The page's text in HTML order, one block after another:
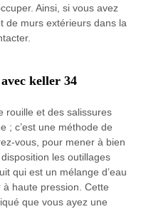
Ainsi, si vous avez
de murs extérieurs dans la
keller 34
rouille et des salissures
; c’est une méthode de
vous, pour mener à bien
les outillages
qui est un mélange d’eau
à haute pression. Cette
que vous ayez une